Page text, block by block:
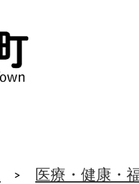
医療・健康・